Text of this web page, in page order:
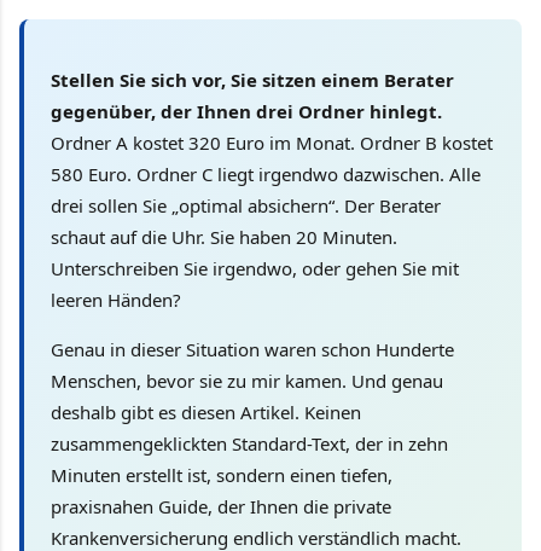
Stellen Sie sich vor, Sie sitzen einem Berater
gegenüber, der Ihnen drei Ordner hinlegt.
Ordner A kostet 320 Euro im Monat. Ordner B kostet
580 Euro. Ordner C liegt irgendwo dazwischen. Alle
drei sollen Sie „optimal absichern“. Der Berater
schaut auf die Uhr. Sie haben 20 Minuten.
Unterschreiben Sie irgendwo, oder gehen Sie mit
leeren Händen?
Genau in dieser Situation waren schon Hunderte
Menschen, bevor sie zu mir kamen. Und genau
deshalb gibt es diesen Artikel. Keinen
zusammengeklickten Standard-Text, der in zehn
Minuten erstellt ist, sondern einen tiefen,
praxisnahen Guide, der Ihnen die private
Krankenversicherung endlich verständlich macht.